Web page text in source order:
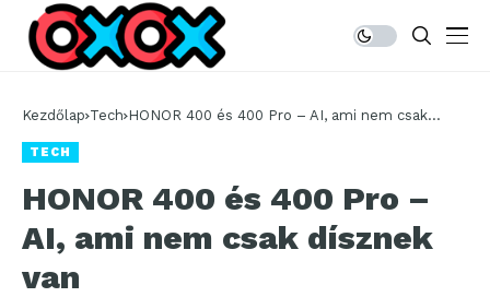
Kezdőlap Tech HONOR 400 és 400 Pro – AI, ami nem csak
TECH
HONOR 400 és 400 Pro –
AI, ami nem csak dísznek
van